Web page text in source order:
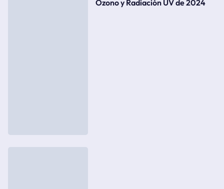
Ozono y Radiación UV de 2024